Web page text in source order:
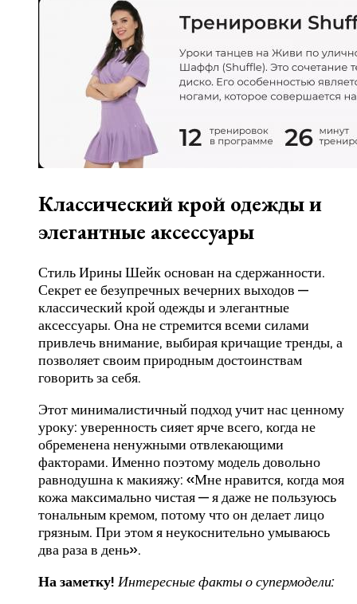
Классический крой одежды и
элегантные аксессуары
Стиль Ирины Шейк основан на сдержанности.
Секрет ее безупречных вечерних выходов —
классический крой одежды и элегантные
аксессуары. Она не стремится всеми силами
привлечь внимание, выбирая кричащие тренды, а
позволяет своим природным достоинствам
говорить за себя.
Этот минималистичный подход учит нас ценному
уроку: уверенность сияет ярче всего, когда не
обременена ненужными отвлекающими
факторами. Именно поэтому модель довольно
равнодушна к макияжу: «Мне нравится, когда моя
кожа максимально чистая — я даже не пользуюсь
тональным кремом, потому что он делает лицо
грязным. При этом я неукоснительно умываюсь
два раза в день».
На заметку! Интересные факты о супермодели: